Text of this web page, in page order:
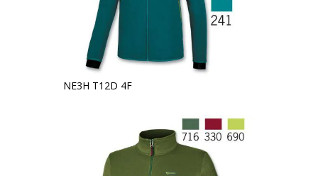
NE3H T12D 4F